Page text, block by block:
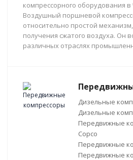
компрессорного оборудования в
Воздушный поршневой
относительно простой
получения сжатого воздуха. Он
различных отраслях
Дизельные
Дизельные
Передвижные
Copco
Передвижные
Передвижные